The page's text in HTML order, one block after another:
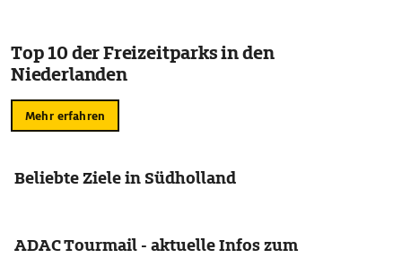
Top 10 der Freizeitparks in den
Niederlanden
Mehr erfahren
Beliebte Ziele in Südholland
ADAC Tourmail - aktuelle Infos zum